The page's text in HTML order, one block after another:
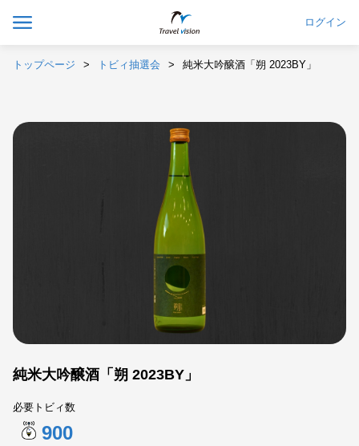
ログイン
トップページ トビィ抽選会 純米大吟醸酒「朔 2023BY」
純米大吟醸酒「朔 2023BY」
必要トビィ数
900